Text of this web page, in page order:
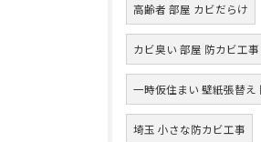
高齢者 部屋 カビだらけ
カビ臭い 部屋 防カビ工事
一時仮住まい 壁紙張替え
埼玉 小さな防カビ工事